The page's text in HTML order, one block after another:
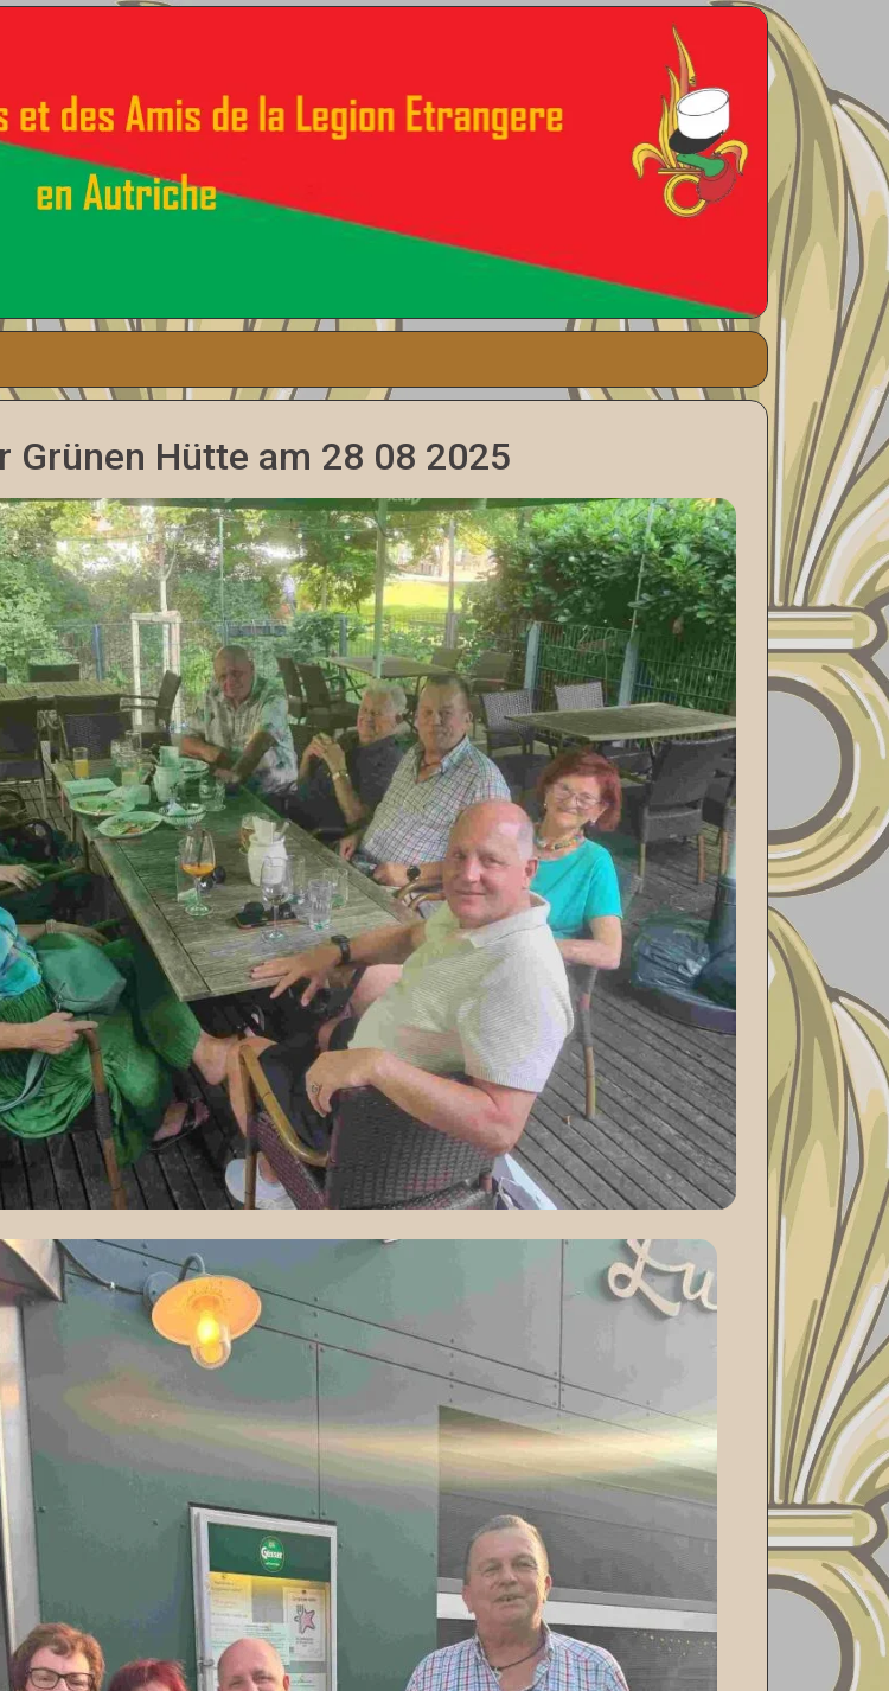
Grünen Hütte am 28 08 2025